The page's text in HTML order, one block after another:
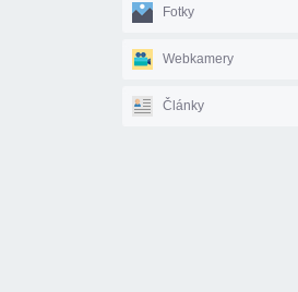
Fotky
Webkamery
Články